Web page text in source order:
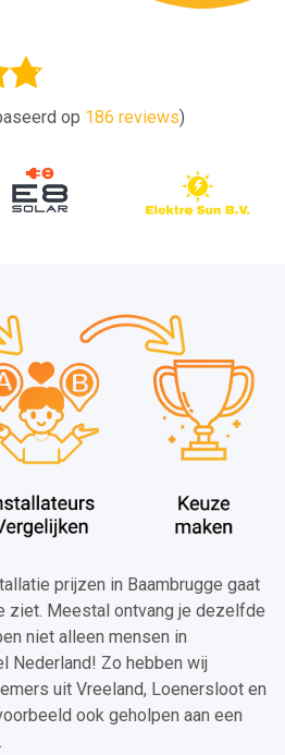
op 186 reviews)
prijzen in Baambrugge gaat
ziet. Meestal ontvang je dezelfde
niet alleen mensen in
Nederland! Zo hebben wij
uit Vreeland, Loenersloot en
ook geholpen aan een